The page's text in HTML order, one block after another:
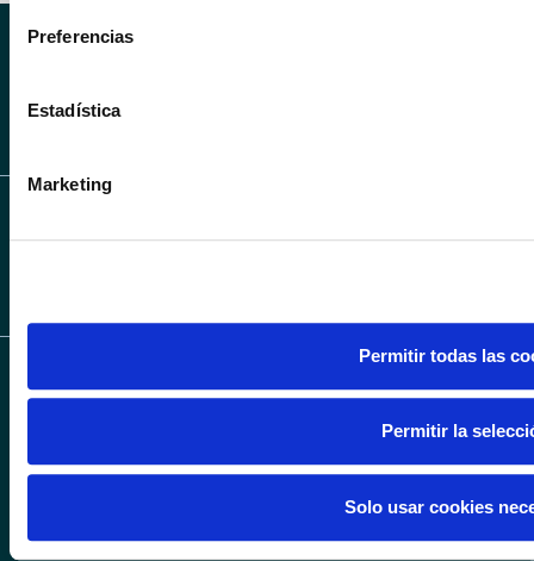
Obtenga más información sobre cómo se procesan sus
web con nuestros partners de redes sociales, publicidad y
Preferencias
Estadística
Marketing
Permitir todas las
Permitir la
Solo usar cookies
CONCESIONARIOS
VALENCIA
VEHÍCULOS
nuevos
SERVICIOS
Cita taller
y seguros